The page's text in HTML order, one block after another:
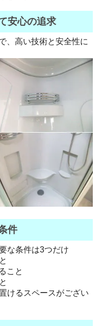
安心の追求
、高い技術と安全性に
件
な条件は3つだけ
こと
けるスペースがござい